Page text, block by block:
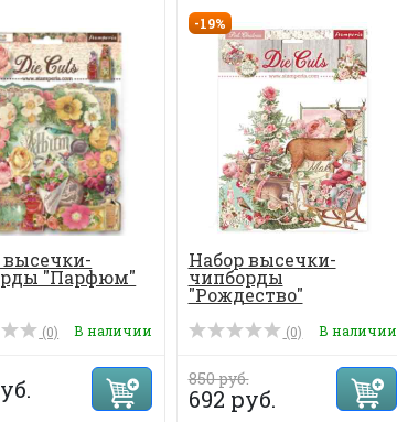
высечки-
"Парфюм"
(0) В наличии
-19%
Набор высечки-
чипборды
"Рождество"
(0) В наличии
850 руб.
692 руб.